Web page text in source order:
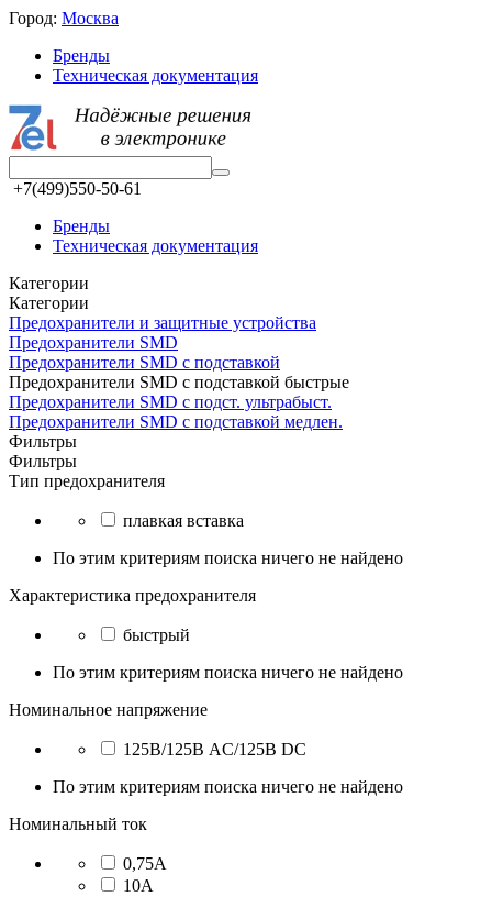
Город: Москва
Бренды
Техническая документация
+7(499)550-50-61
Бренды
Техническая документация
Категории
Категории
Предохранители и защитные устройства
Предохранители SMD
Предохранители SMD с подставкой
Предохранители SMD с подставкой быстрые
Предохранители SMD с подст. ультрабыст.
Предохранители SMD с подставкой медлен.
Фильтры
Фильтры
Тип предохранителя
плавкая вставка
По этим критериям поиска ничего не найдено
Характеристика предохранителя
быстрый
По этим критериям поиска ничего не найдено
Номинальное напряжение
125В/125В AC/125В DC
По этим критериям поиска ничего не найдено
Номинальный ток
0,75А
10А